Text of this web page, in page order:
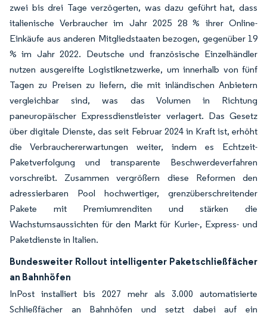
zwei bis drei Tage verzögerten, was dazu geführt hat, dass
italienische Verbraucher im Jahr 2025 28 % ihrer Online-
Einkäufe aus anderen Mitgliedstaaten bezogen, gegenüber 19
% im Jahr 2022. Deutsche und französische Einzelhändler
nutzen ausgereifte Logistiknetzwerke, um innerhalb von fünf
Tagen zu Preisen zu liefern, die mit inländischen Anbietern
vergleichbar sind, was das Volumen in Richtung
paneuropäischer Expressdienstleister verlagert. Das Gesetz
über digitale Dienste, das seit Februar 2024 in Kraft ist, erhöht
die Verbrauchererwartungen weiter, indem es Echtzeit-
Paketverfolgung und transparente Beschwerdeverfahren
vorschreibt. Zusammen vergrößern diese Reformen den
adressierbaren Pool hochwertiger, grenzüberschreitender
Pakete mit Premiumrenditen und stärken die
Wachstumsaussichten für den Markt für Kurier-, Express- und
Paketdienste in Italien.
Bundesweiter Rollout intelligenter Paketschließfächer
an Bahnhöfen
InPost installiert bis 2027 mehr als 3.000 automatisierte
Schließfächer an Bahnhöfen und setzt dabei auf ein